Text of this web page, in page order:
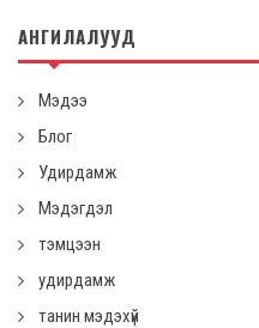
АНГИЛАЛУУД
Мэдээ
Блог
Удирдамж
Мэдэгдэл
тэмцээн
удирдамж
танин мэдэхүй